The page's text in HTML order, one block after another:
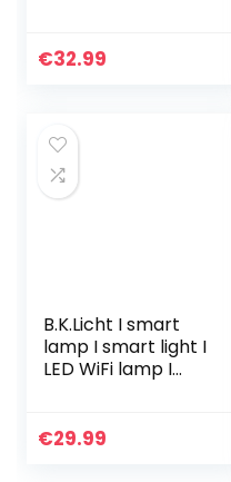
ledlamp,
€32.99
B.K.Licht I smart
lamp I smart light I
LED WiFi lamp I
control I slimme
€29.99